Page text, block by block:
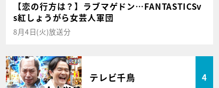
【恋の行方は？】ラブマゲドン…FANTASTICSv
s紅しょうがら女芸人軍団
8月4日(火)放送分
テレビ千鳥 4